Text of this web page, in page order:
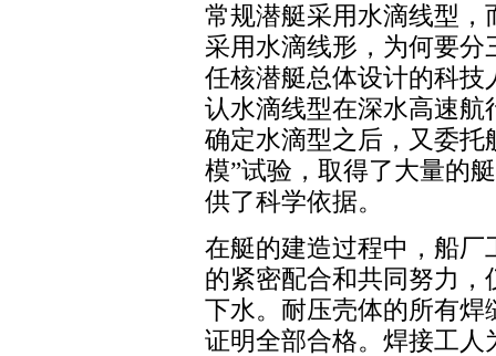
常规潜艇采用水滴线型
采用水滴线形，为何要分
任核潜艇总体设计的科
认水滴线型在深水高速
确定水滴型之后，又委托
模”试验，取得了大量的
供了科学依据。
在艇的建造过程中，船
的紧密配合和共同努力
下水。耐压壳体的所有
证明全部合格。焊接工